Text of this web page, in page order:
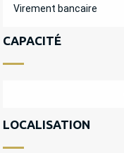
Virement bancaire
CAPACITÉ
LOCALISATION